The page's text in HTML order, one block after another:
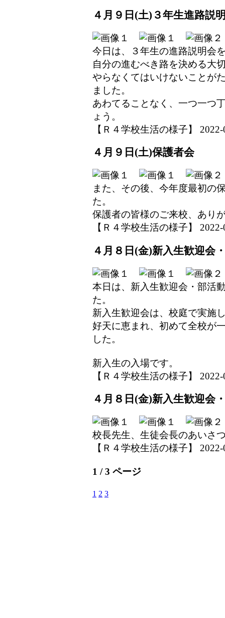
４月９日(土)３年生進路説
今日は、３年生の進路説明会
自分の進むべき路を決める大
やらなくてはいけないことが
ました。
あわてることなく、一つ一つ
ょう。
【Ｒ４学校生活の様子】
４月９日(土)保護者会
また、その後、今年度最初の
た。
保護者の皆様のご来校、あり
【Ｒ４学校生活の様子】
４月８日(金)新入生歓迎会
本日は、新入生歓迎会・部活
た。
新入生歓迎会は、校庭で実施
好天に恵まれ、初めて全校が
した。
新入生の入場です。
【Ｒ４学校生活の様子】
４月８日(金)新入生歓迎会
校長先生、生徒会長のあいさ
【Ｒ４学校生活の様子】
1 / 3 ページ
1 2 3